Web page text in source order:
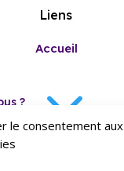
le consentement aux
Liens
Accueil
?3